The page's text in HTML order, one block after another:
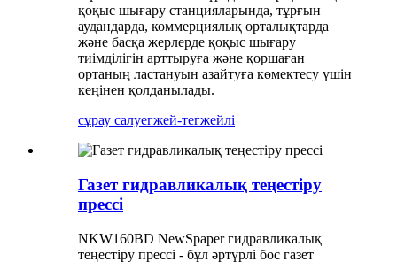
қоқыс шығару станцияларында, тұрғын
аудандарда, коммерциялық орталықтарда
және басқа жерлерде қоқыс шығару
тиімділігін арттыруға және қоршаған
ортаның ластануын азайтуға көмектесу үшін
кеңінен қолданылады.
сұрау салуегжей-тегжейлі
Газет гидравликалық теңестіру
прессі
NKW160BD NewSpaper гидравликалық
теңестіру прессі - бұл әртүрлі бос газет